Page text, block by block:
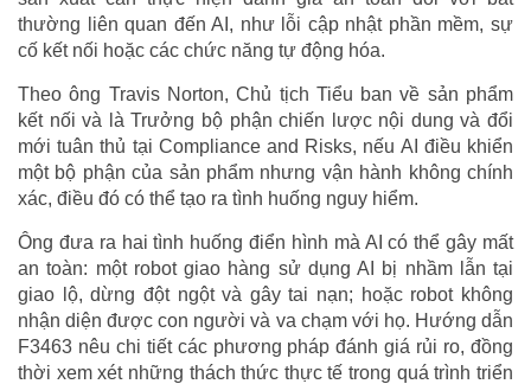
thường liên quan đến AI, như lỗi cập nhật phần mềm, sự
cố kết nối hoặc các chức năng tự động hóa.
Theo ông Travis Norton, Chủ tịch Tiểu ban về sản phẩm
kết nối và là Trưởng bộ phận chiến lược nội dung và đổi
mới tuân thủ tại Compliance and Risks, nếu AI điều khiển
một bộ phận của sản phẩm nhưng vận hành không chính
xác, điều đó có thể tạo ra tình huống nguy hiểm.
Ông đưa ra hai tình huống điển hình mà AI có thể gây mất
an toàn: một robot giao hàng sử dụng AI bị nhầm lẫn tại
giao lộ, dừng đột ngột và gây tai nạn; hoặc robot không
nhận diện được con người và va chạm với họ. Hướng dẫn
F3463 nêu chi tiết các phương pháp đánh giá rủi ro, đồng
thời xem xét những thách thức thực tế trong quá trình triển